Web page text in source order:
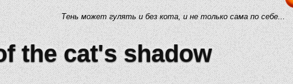
Тень может гулять и без кота, и не только сама по себе...
the cat's shadow